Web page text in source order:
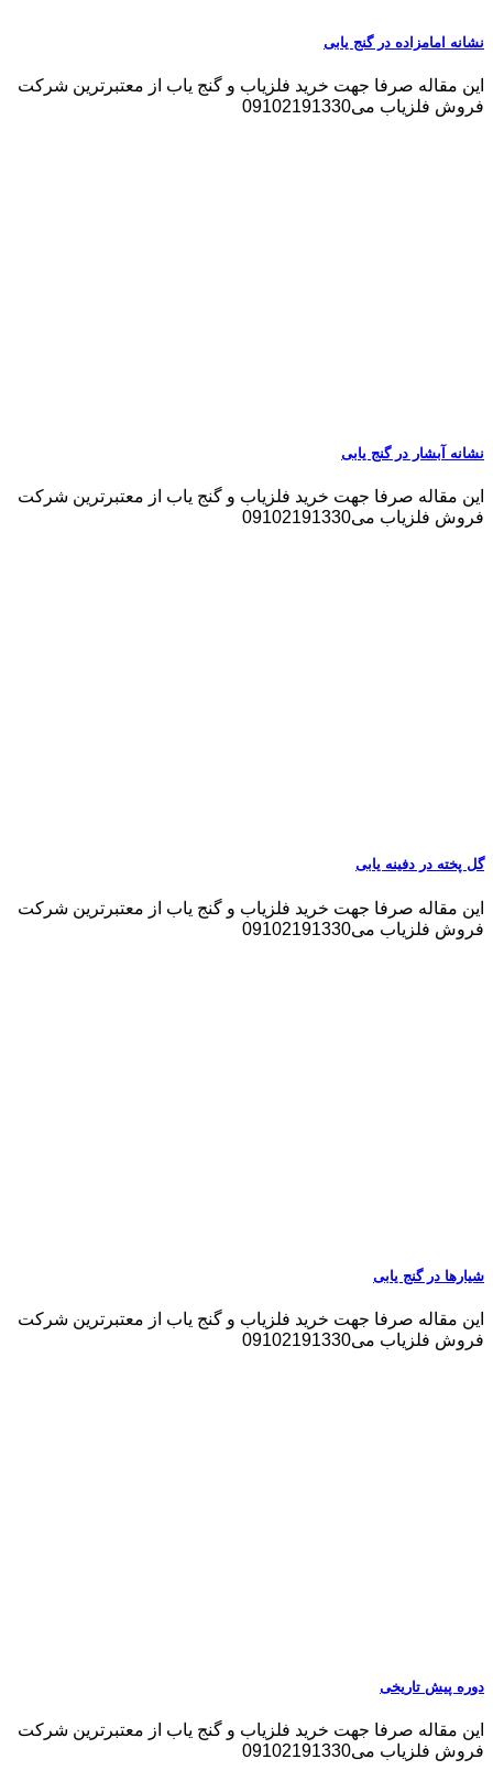
نشانه امامزاده در گنج یابی
این مقاله صرفا جهت خرید فلزیاب و گنج یاب از معتبرترین شرکت
فروش فلزیاب می09102191330
نشانه آبشار در گنج یابی
این مقاله صرفا جهت خرید فلزیاب و گنج یاب از معتبرترین شرکت
فروش فلزیاب می09102191330
گل پخته در دفینه یابی
این مقاله صرفا جهت خرید فلزیاب و گنج یاب از معتبرترین شرکت
فروش فلزیاب می09102191330
شیارها در گنج یابی
این مقاله صرفا جهت خرید فلزیاب و گنج یاب از معتبرترین شرکت
فروش فلزیاب می09102191330
دوره پیش تاریخی
این مقاله صرفا جهت خرید فلزیاب و گنج یاب از معتبرترین شرکت
فروش فلزیاب می09102191330